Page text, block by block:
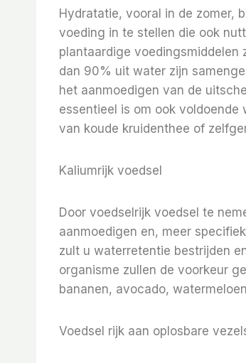
Hydratatie, vooral in de zomer,
voeding in te stellen die ook
plantaardige voedingsmiddelen
dan 90% uit water zijn
het aanmoedigen van de
essentieel is om ook
van koude kruidenthee of
Kaliumrijk voedsel
Door voedselrijk voedsel te
aanmoedigen en, meer
zult u waterretentie bestrijden
organisme zullen de voorkeur
bananen, avocado,
Voedsel rijk aan oplosbare